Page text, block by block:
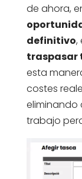
de ahora,
definitivo,
traspasar
esta
costes
eliminando
trabajo